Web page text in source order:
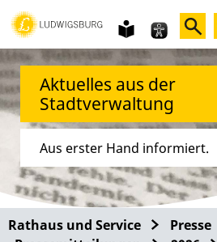
leichte
Sprache
Aktuelles aus der
Stadtverwaltung
Aus erster Hand informiert.
Rathaus und Service
Presse